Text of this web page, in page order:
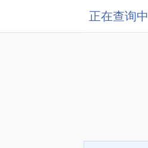
正在查询中